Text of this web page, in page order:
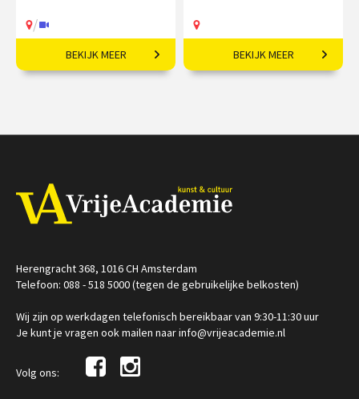
/
Die­ren in de art nou­veau.
BEKIJK MEER
Vloeiende vernieuwing in
Europa
BEKIJK MEER
Herengracht 368, 1016 CH Amsterdam
Telefoon: 088 - 518 5000 (tegen de gebruikelijke belkosten)
Wij zijn op werkdagen telefonisch bereikbaar van 9:30-11:30 uur
Je kunt je vragen ook mailen naar info@vrijeacademie.nl
Volg ons: